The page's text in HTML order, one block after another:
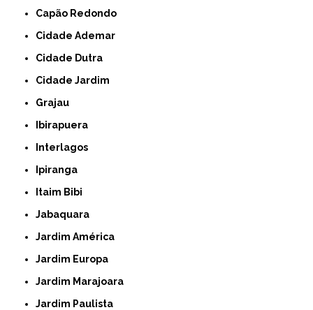
Capão Redondo
Cidade Ademar
Cidade Dutra
Cidade Jardim
Grajau
Ibirapuera
Interlagos
Ipiranga
Itaim Bibi
Jabaquara
Jardim América
Jardim Europa
Jardim Marajoara
Jardim Paulista